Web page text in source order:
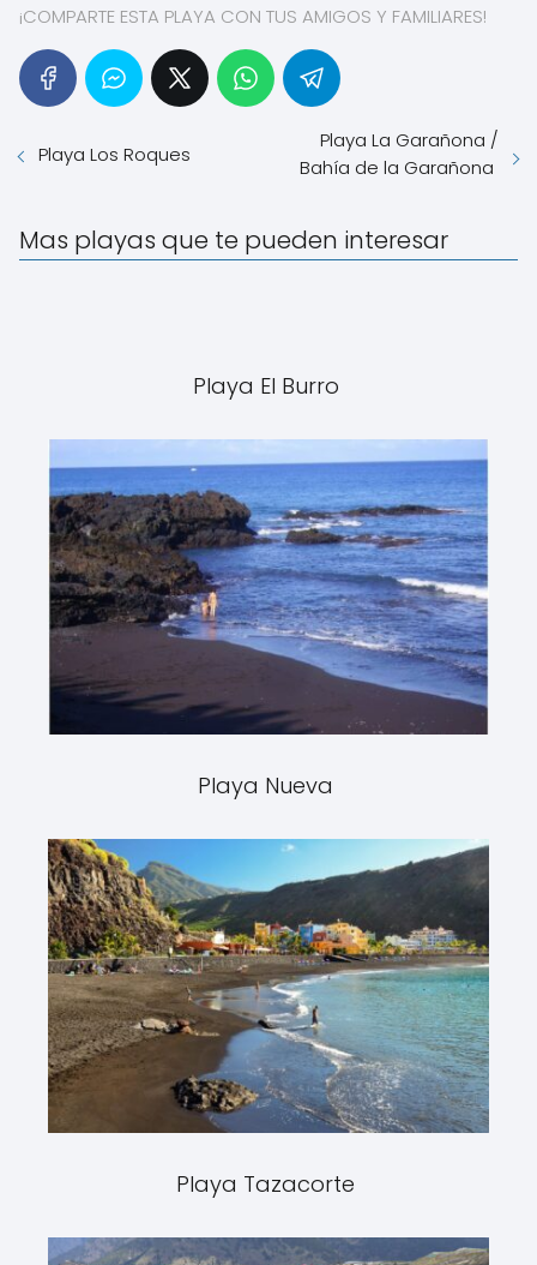
¡COMPARTE ESTA PLAYA CON TUS AMIGOS Y FAMILIARES!
Playa Los Roques
Playa La Garañona /
Bahía de la Garañona
Mas playas que te pueden interesar
Playa El Burro
Playa Nueva
Playa Tazacorte